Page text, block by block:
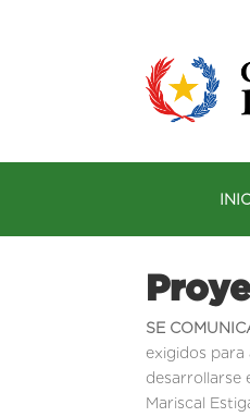
SE
exigidos para
desarrollarse
Mariscal